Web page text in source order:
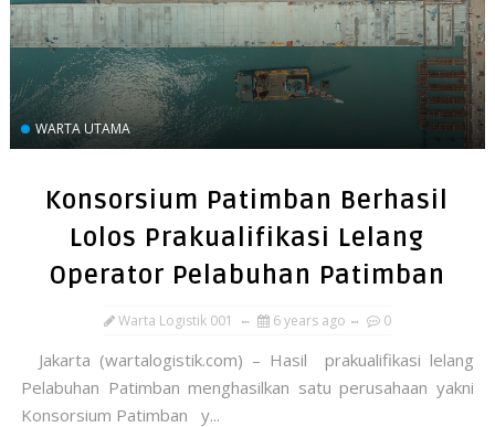
WARTA UTAMA
Konsorsium Patimban Berhasil
Lolos Prakualifikasi Lelang
Operator Pelabuhan Patimban
Warta Logistik 001 6 years ago 0
Jakarta (wartalogistik.com) – Hasil prakualifikasi lelang
Pelabuhan Patimban menghasilkan satu perusahaan yakni
Konsorsium Patimban y...